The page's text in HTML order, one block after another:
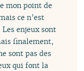
mon point de
ce n’est
enjeux sont
finalement,
sont pas des
qui font la